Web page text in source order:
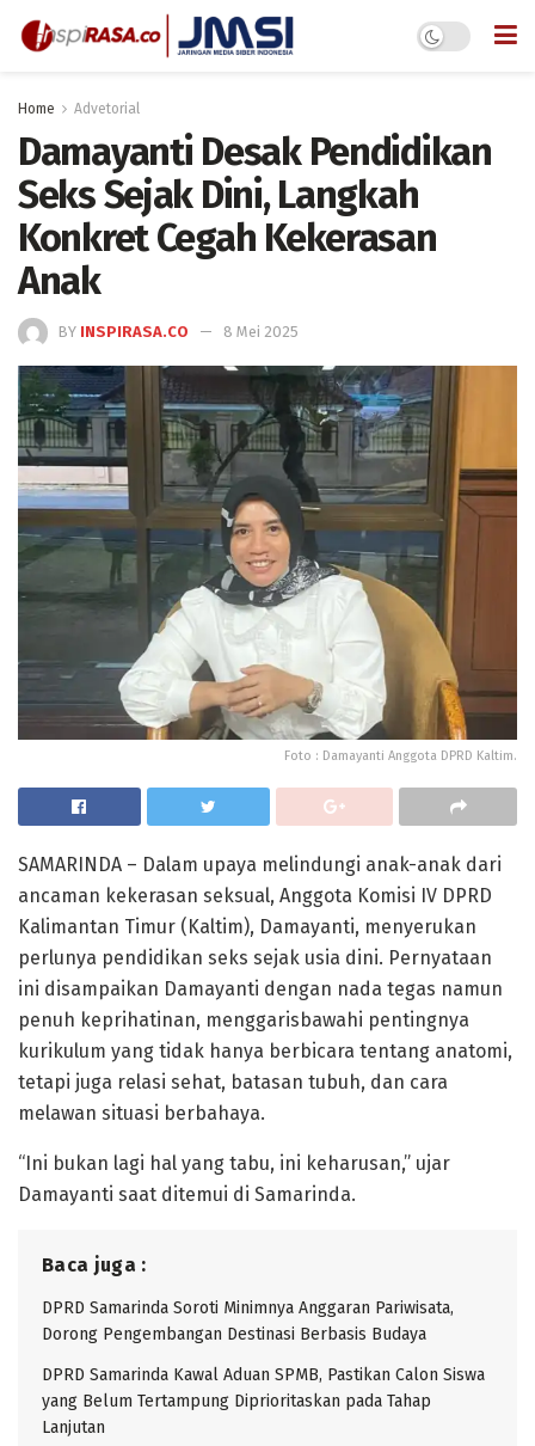
Home Advetorial
Damayanti Desak Pendidikan
Seks Sejak Dini, Langkah
Konkret Cegah Kekerasan
Anak
BY INSPIRASA.CO 8 Mei 2025
Foto : Damayanti Anggota DPRD Kaltim.
SAMARINDA – Dalam upaya melindungi anak-anak dari
ancaman kekerasan seksual, Anggota Komisi IV DPRD
Kalimantan Timur (Kaltim), Damayanti, menyerukan
perlunya pendidikan seks sejak usia dini. Pernyataan
ini disampaikan Damayanti dengan nada tegas namun
penuh keprihatinan, menggarisbawahi pentingnya
kurikulum yang tidak hanya berbicara tentang anatomi,
tetapi juga relasi sehat, batasan tubuh, dan cara
melawan situasi berbahaya.
“Ini bukan lagi hal yang tabu, ini keharusan,” ujar
Damayanti saat ditemui di Samarinda.
Baca juga :
DPRD Samarinda Soroti Minimnya Anggaran Pariwisata,
Dorong Pengembangan Destinasi Berbasis Budaya
DPRD Samarinda Kawal Aduan SPMB, Pastikan Calon Siswa
yang Belum Tertampung Diprioritaskan pada Tahap
Lanjutan